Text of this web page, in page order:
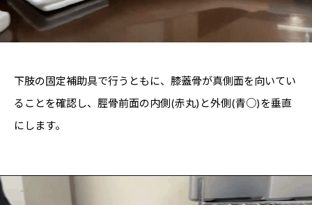
下肢の固定補助具で行うともに、膝蓋骨が真側面を向いてい
ることを確認し、脛骨前面の内側(赤丸)と外側(青○)を垂直
にします。